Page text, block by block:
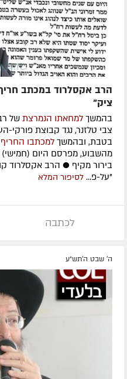
הרב אקסלרוד במכתב
ציק"
בהמשך למחאתו הנמרצת של
צבי טלזנר, נגד קבוצת
בטבת, ובהמשך למכתבו החריף
מהשבוע, מפרסם היום
בירור מקיף ● הרב אקסלרוד
"על-פ... לסיפור המלא
לכתבה
ה' שבט ה׳תש״ע